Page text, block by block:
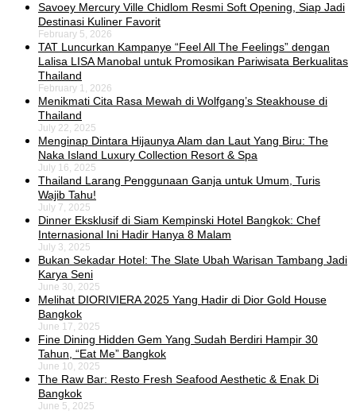
Savoey Mercury Ville Chidlom Resmi Soft Opening, Siap Jadi
Destinasi Kuliner Favorit
February 5, 2026
TAT Luncurkan Kampanye “Feel All The Feelings” dengan
Lalisa LISA Manobal untuk Promosikan Pariwisata Berkualitas
Thailand
February 1, 2026
Menikmati Cita Rasa Mewah di Wolfgang’s Steakhouse di
Thailand
July 22, 2025
Menginap Dintara Hijaunya Alam dan Laut Yang Biru: The
Naka Island Luxury Collection Resort & Spa
July 16, 2025
Thailand Larang Penggunaan Ganja untuk Umum, Turis
Wajib Tahu!
July 7, 2025
Dinner Eksklusif di Siam Kempinski Hotel Bangkok: Chef
Internasional Ini Hadir Hanya 8 Malam
July 3, 2025
Bukan Sekadar Hotel: The Slate Ubah Warisan Tambang Jadi
Karya Seni
June 30, 2025
Melihat DIORIVIERA 2025 Yang Hadir di Dior Gold House
Bangkok
June 17, 2025
Fine Dining Hidden Gem Yang Sudah Berdiri Hampir 30
Tahun, “Eat Me” Bangkok
June 10, 2025
The Raw Bar: Resto Fresh Seafood Aesthetic & Enak Di
Bangkok
June 5, 2025